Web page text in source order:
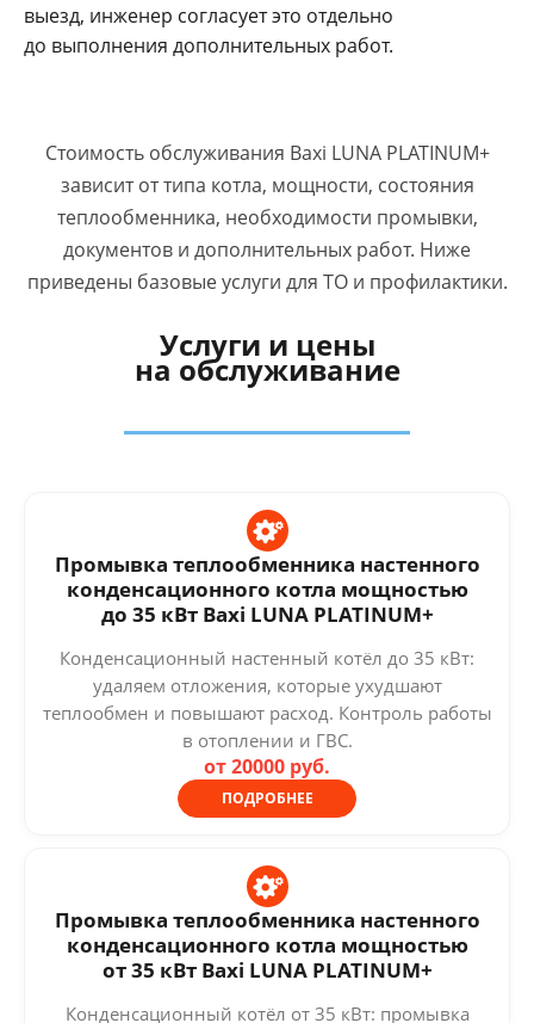
выезд, инженер согласует это отдельно
до выполнения дополнительных работ.
Стоимость обслуживания Baxi LUNA PLATINUM+
зависит от типа котла, мощности, состояния
теплообменника, необходимости промывки,
документов и дополнительных работ. Ниже
приведены базовые услуги для ТО и профилактики.
Услуги и цены
на обслуживание
Промывка теплообменника настенного
конденсационного котла мощностью
до 35 кВт Baxi LUNA PLATINUM+
Конденсационный настенный котёл до 35 кВт:
удаляем отложения, которые ухудшают
теплообмен и повышают расход. Контроль работы
в отоплении и ГВС.
от 20000 руб.
ПОДРОБНЕЕ
Промывка теплообменника настенного
конденсационного котла мощностью
от 35 кВт Baxi LUNA PLATINUM+
Конденсационный котёл от 35 кВт: промывка